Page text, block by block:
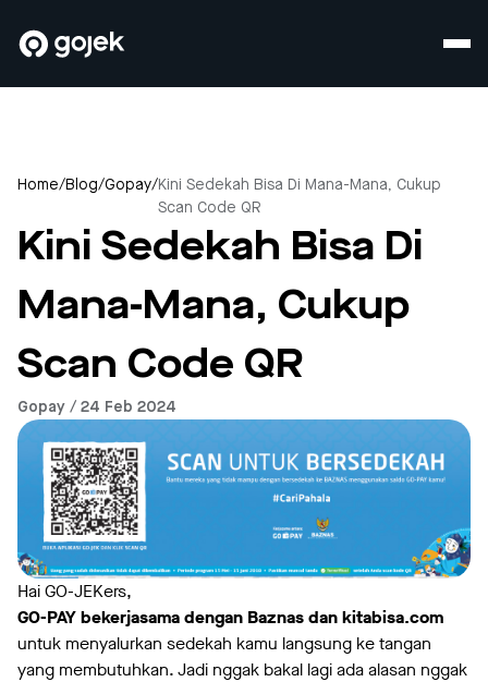
Home/Blog/Gopay/Kini Sedekah Bisa Di Mana-Mana, Cukup
Scan Code QR
Kini Sedekah Bisa Di
Mana-Mana, Cukup
Scan Code QR
Gopay / 24 Feb 2024
Hai GO-JEKers,
GO-PAY bekerjasama dengan Baznas dan kitabisa.com
untuk menyalurkan sedekah kamu langsung ke tangan
yang membutuhkan. Jadi nggak bakal lagi ada alasan nggak